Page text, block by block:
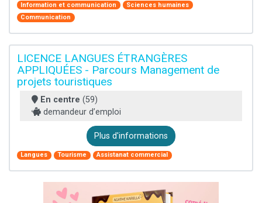
Information et communication
Sciences humaines
Communication
LICENCE LANGUES ÉTRANGÈRES
APPLIQUÉES - Parcours Management de
projets touristiques
En centre (59)
demandeur d’emploi
Plus d'informations
Langues Tourisme Assistanat commercial